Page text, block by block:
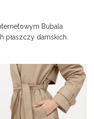
Bubala
płaszczy damskich.